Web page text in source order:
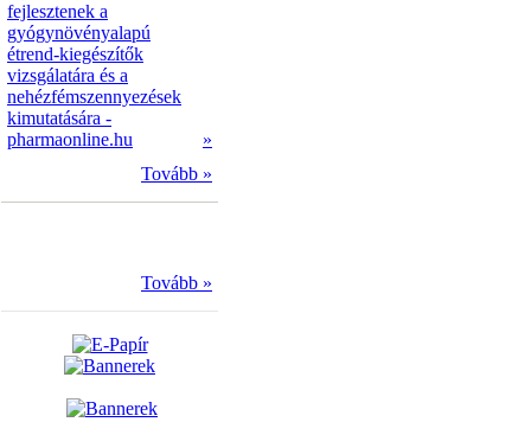
fejlesztenek a
gyógynövényalapú
étrend-kiegészítők
vizsgálatára és a
nehézfémszennyezések
kimutatására -
pharmaonline.hu
»
Tovább »
Tovább »